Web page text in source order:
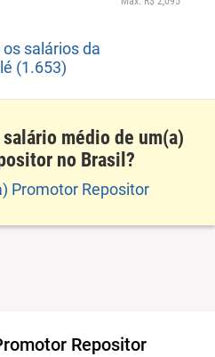
salários da
(1.653)
médio de um(a)
no Brasil?
Promotor Repositor
Repositor